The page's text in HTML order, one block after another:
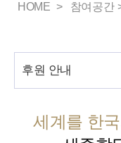
HOME 참여공간
세계를 한